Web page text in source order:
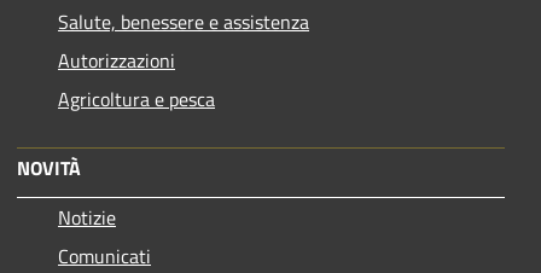
Salute, benessere e assistenza
Autorizzazioni
Agricoltura e pesca
NOVITÀ
Notizie
Comunicati